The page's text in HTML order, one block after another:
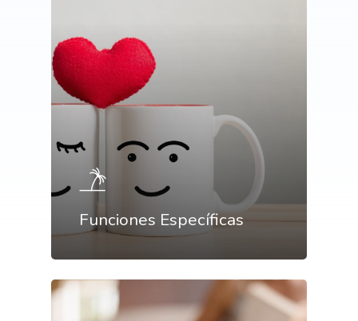
Funciones Específicas
Marketing y estrategia
áreas
Formación en marketing y
estratégia digital